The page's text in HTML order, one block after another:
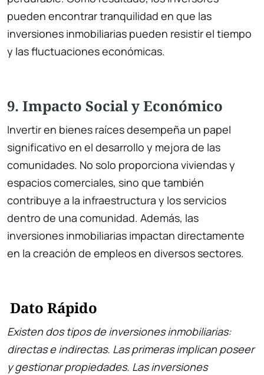
pueden encontrar tranquilidad en que las
inversiones inmobiliarias pueden resistir el tiempo
y las fluctuaciones económicas.
9. Impacto Social y Económico
Invertir en bienes raíces desempeña un papel
significativo en el desarrollo y mejora de las
comunidades. No solo proporciona viviendas y
espacios comerciales, sino que también
contribuye a la infraestructura y los servicios
dentro de una comunidad. Además, las
inversiones inmobiliarias impactan directamente
en la creación de empleos en diversos sectores.
Dato Rápido
Existen dos tipos de inversiones inmobiliarias:
directas e indirectas. Las primeras implican poseer
y gestionar propiedades. Las inversiones